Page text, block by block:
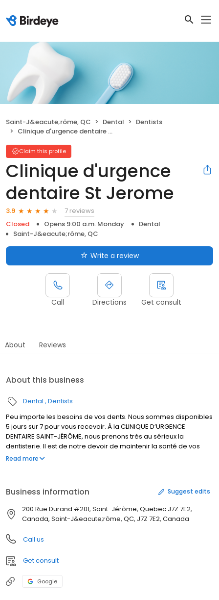
Saint-J&eacute;rôme, QC Dental
Dentists
Clinique d'urgence dentaire St Jerome
Claim this profile
Clinique d'urgence
dentaire St Jerome
3.9
7 reviews
Closed
Opens 9:00 a.m. Monday
Dental
Saint-J&eacute;rôme, QC
Write a review
Call Directions Get consult
About Reviews
About this business
Dental Dentists
Peu importe les besoins de vos dents. Nous sommes disponibles
5 jours sur 7 pour vous recevoir. À la CLINIQUE D’URGENCE
DENTAIRE SAINT-JÉRÔME, nous prenons très au sérieux la
dentisterie. Il est de notre devoir de maintenir la santé de vos
dents, nous sommes fiers de fournir des services relatifs à
Read more
Business information Suggest edits
200 Rue Durand #201, Saint-Jérôme, Quebec J7Z 7E2,
Canada, Saint-J&eacute;rôme, QC, J7Z 7E2, Canada
Call us
Get consult
Google